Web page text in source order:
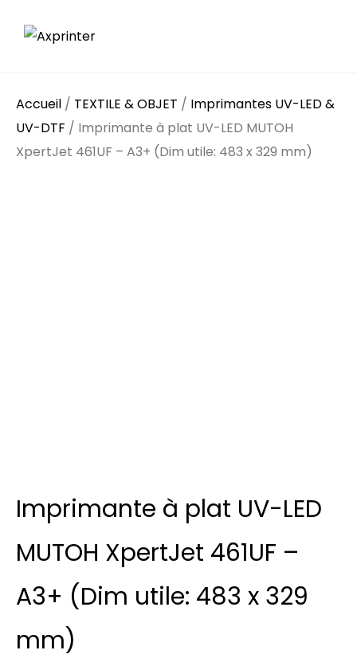
Accueil / TEXTILE & OBJET / Imprimantes UV-LED &
UV-DTF / Imprimante à plat UV-LED MUTOH
XpertJet 461UF – A3+ (Dim utile: 483 x 329 mm)
Imprimante à plat UV-LED
MUTOH XpertJet 461UF –
A3+ (Dim utile: 483 x 329
mm)